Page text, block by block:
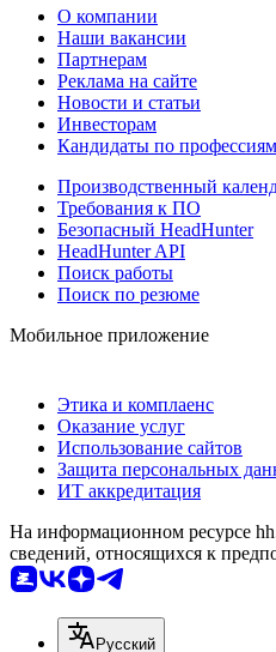
О компании
Наши вакансии
Партнерам
Реклама на сайте
Новости и статьи
Инвесторам
Кандидаты по профессиям
Производственный
Требования к ПО
Безопасный HeadHunter
HeadHunter API
Поиск работы
Поиск по резюме
Мобильное приложение
Этика и комплаенс
Оказание услуг
Использование сайтов
Защита персональных
ИТ аккредитация
На информационном ресурсе
сведений, относящихся к
Русский